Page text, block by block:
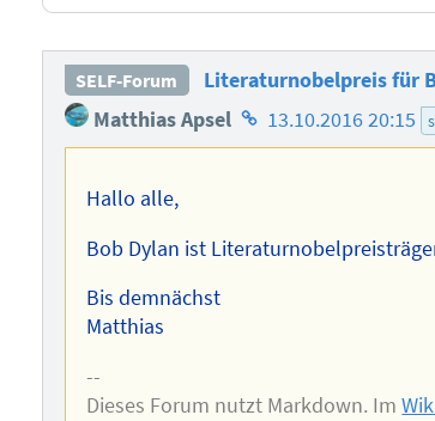
SELF-Forum
Literaturnobelpreis für
Matthias Apsel Homepage
des
13.10.2016 20:15
Hallo alle,
Bob Dylan ist
Bis demnächst
Matthias
--
Dieses Forum nutzt Markdown. Im